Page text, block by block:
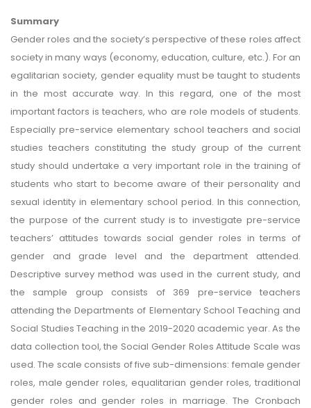
Summary
Gender roles and the society’s perspective of these roles affect
society in many ways (economy, education, culture, etc.). For an
egalitarian society, gender equality must be taught to students
in the most accurate way. In this regard, one of the most
important factors is teachers, who are role models of students.
Especially pre-service elementary school teachers and social
studies teachers constituting the study group of the current
study should undertake a very important role in the training of
students who start to become aware of their personality and
sexual identity in elementary school period. In this connection,
the purpose of the current study is to investigate pre-service
teachers’ attitudes towards social gender roles in terms of
gender and grade level and the department attended.
Descriptive survey method was used in the current study, and
the sample group consists of 369 pre-service teachers
attending the Departments of Elementary School Teaching and
Social Studies Teaching in the 2019-2020 academic year. As the
data collection tool, the Social Gender Roles Attitude Scale was
used. The scale consists of five sub-dimensions: female gender
roles, male gender roles, equalitarian gender roles, traditional
gender roles and gender roles in marriage. The Cronbach